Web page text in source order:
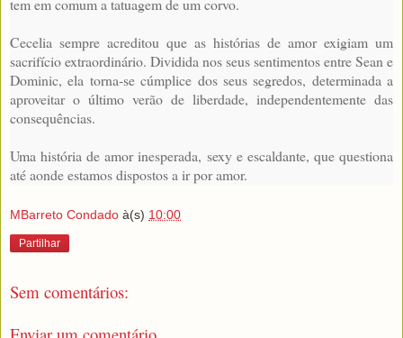
tem em comum a tatuagem de um corvo.
Cecelia sempre acreditou que as histórias de amor exigiam um
sacrifício extraordinário. Dividida nos seus sentimentos entre Sean e
Dominic, ela torna-se cúmplice dos seus segredos, determinada a
aproveitar o último verão de liberdade, independentemente das
consequências.
Uma história de amor inesperada, sexy e escaldante, que questiona
até aonde estamos dispostos a ir por amor.
MBarreto Condado à(s) 10:00
Partilhar
Sem comentários: